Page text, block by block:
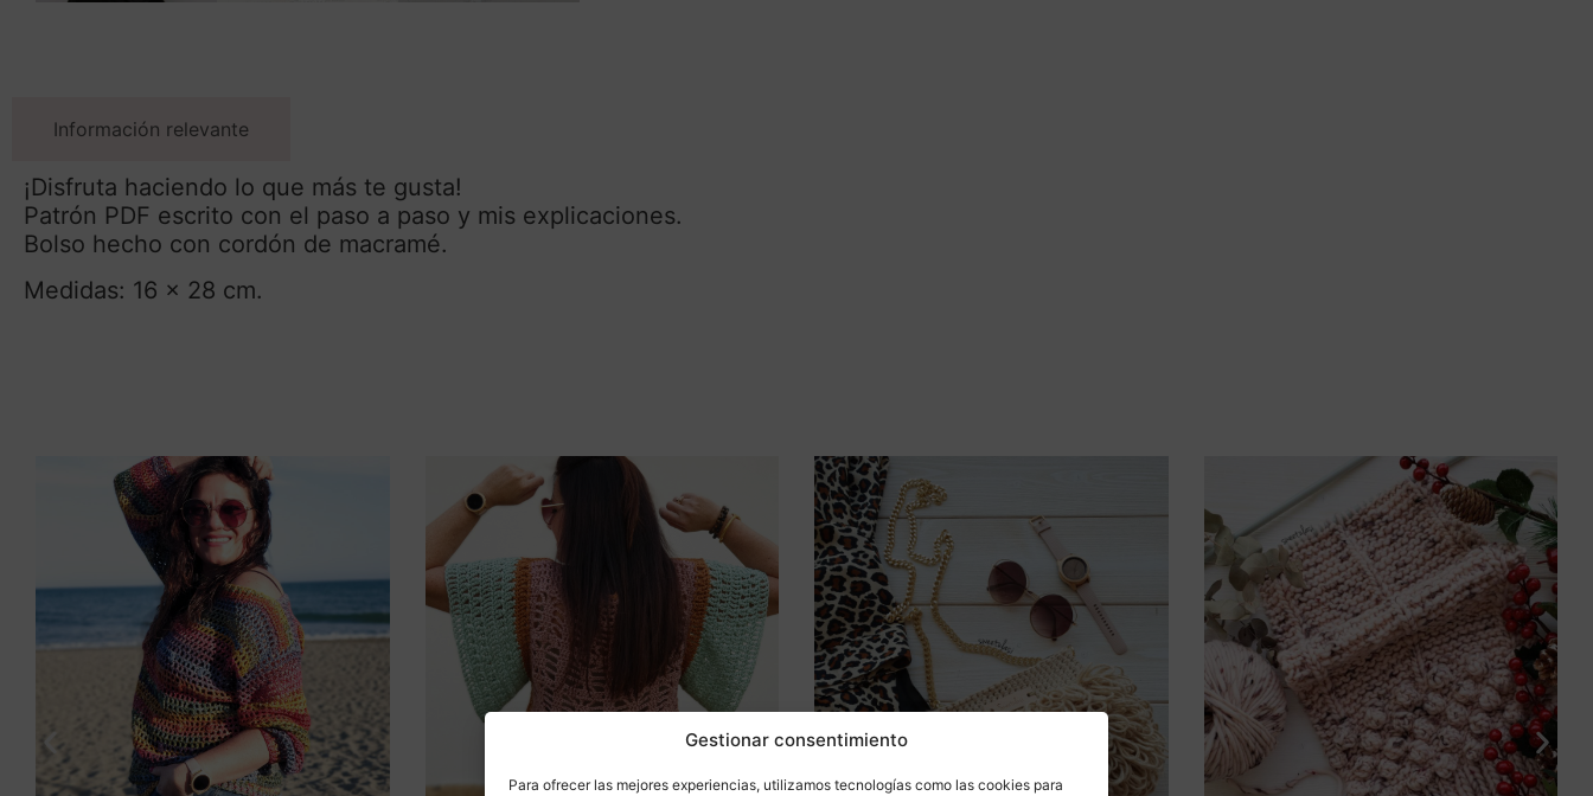
Gestionar consentimiento
Para ofrecer las mejores experiencias, utilizamos tecnologías como las cookies para
Información relevante
¡Disfruta haciendo lo que más te gusta!
Patrón PDF escrito con el paso a paso y mis explicaciones.
Bolso hecho con cordón de macramé.
Medidas: 16 x 28 cm.
Saber más Saber más